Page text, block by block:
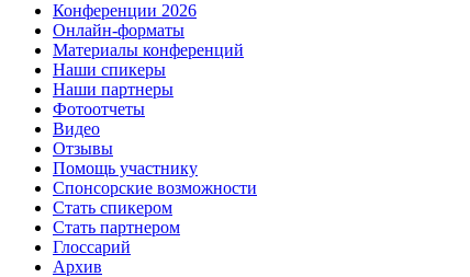
Конференции 2026
Онлайн-форматы
Материалы конференций
Наши спикеры
Наши партнеры
Фотоотчеты
Видео
Отзывы
Помощь участнику
Спонсорские возможности
Стать спикером
Стать партнером
Глоссарий
Архив